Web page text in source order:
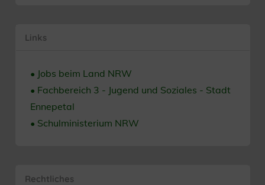
Links
• Jobs beim Land NRW
• Fachbereich 3 - Jugend und Soziales - Stadt
Ennepetal
• Schulministerium NRW
Rechtliches